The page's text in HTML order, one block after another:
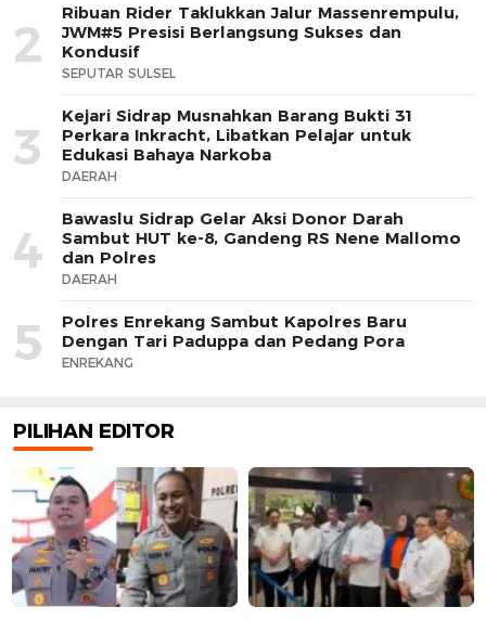
2
Ribuan Rider Taklukkan Jalur Massenrempulu,
JWM#5 Presisi Berlangsung Sukses dan
Kondusif
SEPUTAR SULSEL
3
Kejari Sidrap Musnahkan Barang Bukti 31
Perkara Inkracht, Libatkan Pelajar untuk
Edukasi Bahaya Narkoba
DAERAH
4
Bawaslu Sidrap Gelar Aksi Donor Darah
Sambut HUT ke-8, Gandeng RS Nene Mallomo
dan Polres
DAERAH
5
Polres Enrekang Sambut Kapolres Baru
Dengan Tari Paduppa dan Pedang Pora
ENREKANG
PILIHAN EDITOR